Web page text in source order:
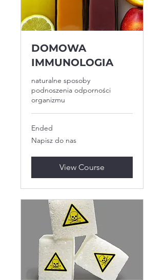
DOMOWA
IMMUNOLOGIA
naturalne sposoby
podnoszenia odporności
organizmu
Ended
Napisz
do
Napisz do nas
View Course